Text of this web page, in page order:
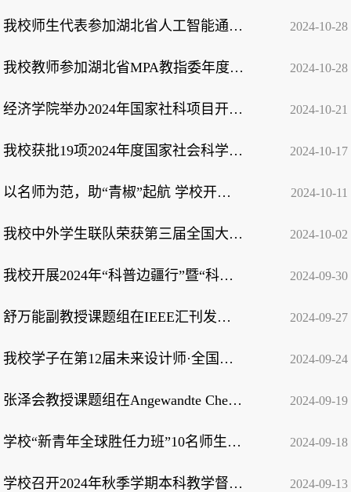
我校师生代表参加湖北省人工智能通识“第一课” 2024-10-28
我校教师参加湖北省MPA教指委年度工作会议并做专题报告 2024-10-28
经济学院举办2024年国家社科项目开题暨2025年国家项目申报辅导动员会 2024-10-21
我校获批19项2024年度国家社会科学基金年度项目和12项2024年度教育部人文社会科学... 2024-10-17
以名师为范，助“青椒”起航 学校开展教学名师公开课观摩活动 2024-10-11
我校中外学生联队荣获第三届全国大学生数字贸易大赛全国总决赛一、二、三等奖 2024-10-02
我校开展2024年“科普边疆行”暨“科普乡村行”活动 2024-09-30
舒万能副教授课题组在IEEE汇刊发表系列高水平论文 2024-09-27
我校学子在第12届未来设计师·全国高校数字艺术设计大赛中荣获7项国奖 2024-09-24
张泽会教授课题组在Angewandte Chemie发表最新研究成果 2024-09-19
学校“新青年全球胜任力班”10名师生赴海外参加国际交流项目 2024-09-18
学校召开2024年秋季学期本科教学督导委员会工作会议 2024-09-13